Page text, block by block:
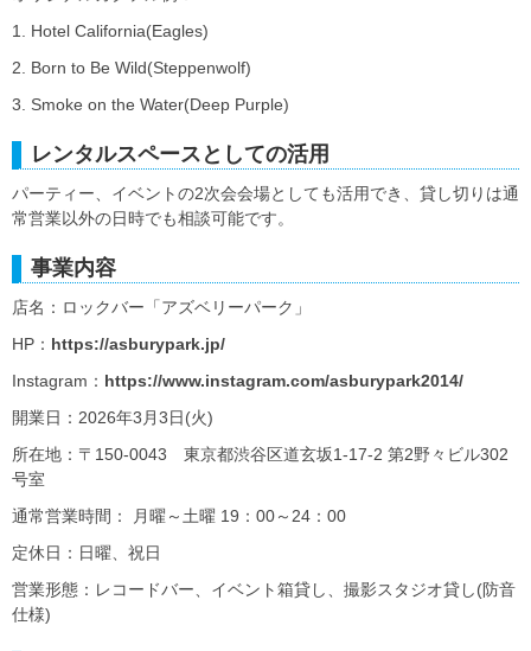
1. Hotel California(Eagles)
2. Born to Be Wild(Steppenwolf)
3. Smoke on the Water(Deep Purple)
レンタルスペースとしての活用
パーティー、イベントの2次会会場としても活用でき、貸し切りは通
常営業以外の日時でも相談可能です。
事業内容
店名：ロックバー「アズベリーパーク」
HP： https://asburypark.jp/
Instagram： https://www.instagram.com/asburypark2014/
開業日：2026年3月3日(火)
所在地：〒150-0043 東京都渋谷区道玄坂1-17-2 第2野々ビル302
号室
通常営業時間： 月曜～土曜 19：00～24：00
定休日：日曜、祝日
営業形態：レコードバー、イベント箱貸し、撮影スタジオ貸し(防音
仕様)